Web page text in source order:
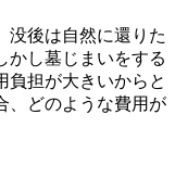
没後は自然に還りた
かし墓じまいをする
負担が大きいからと
、どのような費用が